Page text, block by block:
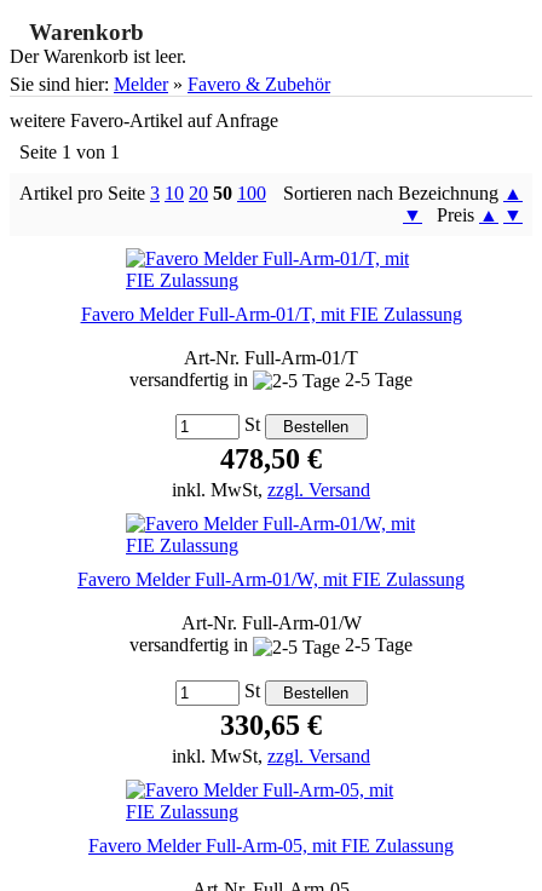
Warenkorb
Der Warenkorb ist leer.
Sie sind hier: Melder» Favero & Zubehör
weitere Favero-Artikel auf Anfrage
Seite 1 von 1
Artikel pro Seite 3 10 20 50 100 Sortieren nach Bezeichnung ▲
▼
Preis ▲ ▼
Favero Melder Full-Arm-01/T, mit FIE Zulassung
Art-Nr. Full-Arm-01/T
versandfertig in
2-5 Tage
St
478,50 €
inkl. MwSt, zzgl. Versand
Favero Melder Full-Arm-01/W, mit FIE Zulassung
Art-Nr. Full-Arm-01/W
versandfertig in
2-5 Tage
St
330,65 €
inkl. MwSt, zzgl. Versand
Favero Melder Full-Arm-05, mit FIE Zulassung